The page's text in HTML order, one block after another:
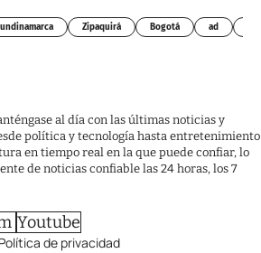
Zipaquirá Bogotá ad
al día con las últimas noticias y
política y tecnología hasta entretenimiento
en tiempo real en la que puede confiar, lo
de noticias confiable las 24 horas, los 7
Youtube
Política de privacidad